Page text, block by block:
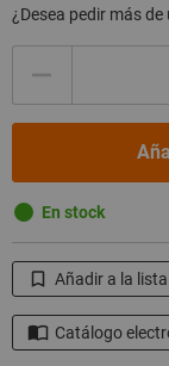
¿Desea pedir más
En stock
Añadir a la
Catálogo